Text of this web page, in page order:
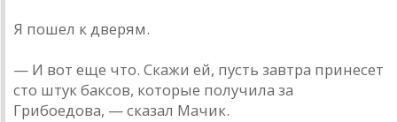
Я пошел к дверям.
— И вот еще что. Скажи ей, пусть завтра принесет
сто штук баксов, которые получила за
Грибоедова, — сказал Мачик.